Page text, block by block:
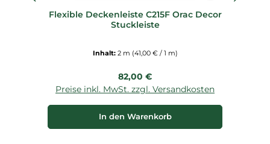
Flexible Deckenleiste C215F Orac Decor
Stuckleiste
Inhalt: 2 m (41,00 € / 1 m)
Regulärer Preis:
82,00 €
Preise inkl. MwSt. zzgl. Versandkosten
In den Warenkorb